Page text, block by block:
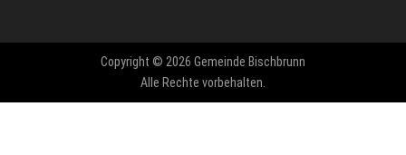
Copyright © 2026 Gemeinde Bischbrunn
Alle Rechte vorbehalten.